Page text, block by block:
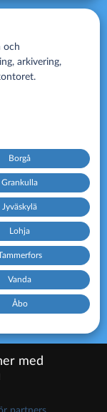
och
arkivering,
Borgå
Grankulla
Jyväskylä
Lohja
Vanda
Åbo
med